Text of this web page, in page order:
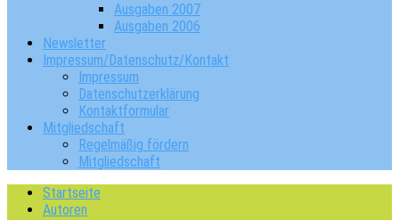
Ausgaben 2007
Ausgaben 2006
Newsletter
Impressum/Datenschutz/Kontakt
Impressum
Datenschutzerklärung
Kontaktformular
Mitgliedschaft
Regelmäßig fördern
Mitgliedschaft
Startseite
Autoren